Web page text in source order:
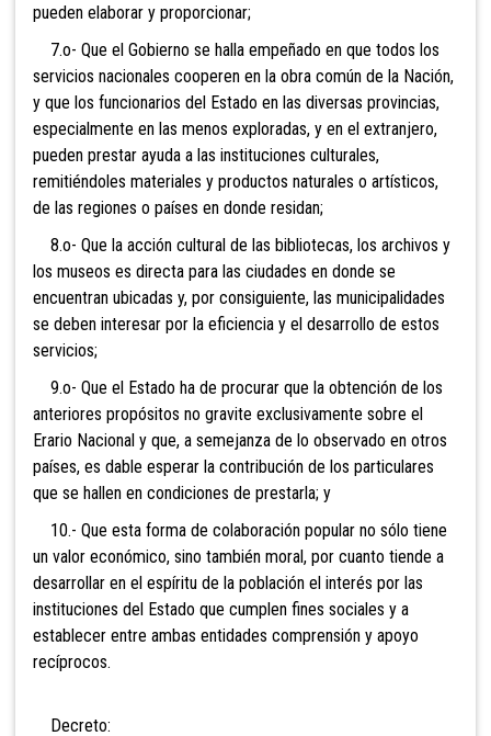
pueden elaborar y proporcionar;
7.o- Que el Gobierno se halla empeñado en que todos los
servicios nacionales cooperen en la obra común de la Nación,
y que los funcionarios del Estado en las diversas provincias,
especialmente en las menos exploradas, y en el extranjero,
pueden prestar ayuda a las instituciones culturales,
remitiéndoles materiales y productos naturales o artísticos,
de las regiones o países en donde residan;
8.o- Que la acción cultural de las bibliotecas, los archivos y
los museos es directa para las ciudades en donde se
encuentran ubicadas y, por consiguiente, las municipalidades
se deben interesar por la eficiencia y el desarrollo de estos
servicios;
9.o- Que el Estado ha de procurar que la obtención de los
anteriores propósitos no gravite exclusivamente sobre el
Erario Nacional y que, a semejanza de lo observado en otros
países, es dable esperar la contribución de los particulares
que se hallen en condiciones de prestarla; y
10.- Que esta forma de colaboración popular no sólo tiene
un valor económico, sino también moral, por cuanto tiende a
desarrollar en el espíritu de la población el interés por las
instituciones del Estado que cumplen fines sociales y a
establecer entre ambas entidades comprensión y apoyo
recíprocos.
Decreto: